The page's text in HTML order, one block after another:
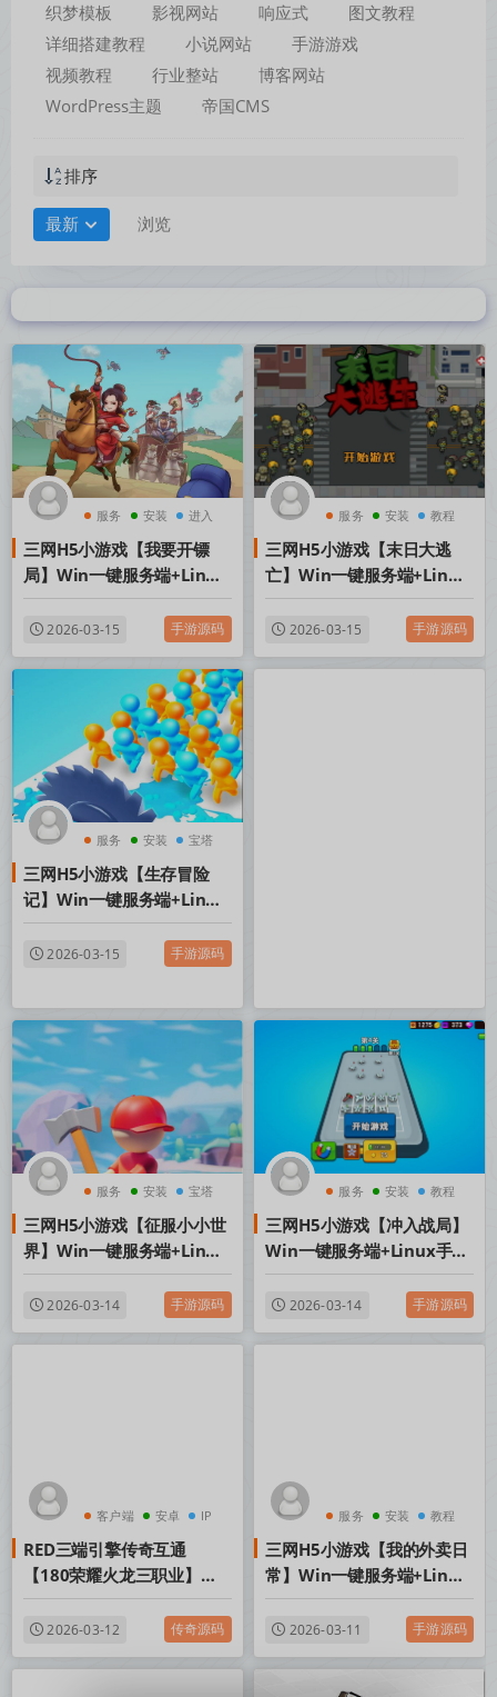
织梦模板 影视网站 响应式
图文教程
详细搭建教程
小说网站
手游游戏
视频教程
行业整站
博客网站
WordPress主题
帝国CMS
排序
最新 浏览
服务 安装 进入
三网H5小游戏【我要开镖
局】Win一键服务端+Linux
手工服务端+视频架设教程
2026-03-15 手游源码
服务 安装 教程
三网H5小游戏【末日大逃
亡】Win一键服务端+Linux
手工服务端+视频架设教程
2026-03-15 手游源码
服务 安装 宝塔
三网H5小游戏【生存冒险
记】Win一键服务端+Linux
手工服务端+视频架设教程
2026-03-15 手游源码
服务 安装 宝塔
三网H5小游戏【征服小小世
界】Win一键服务端+Linux
手工服务端+视频架设教程
2026-03-14 手游源码
服务 安装 教程
三网H5小游戏【冲入战局】
Win一键服务端+Linux手工
服务端+视频架设教程
2026-03-14 手游源码
客户端 安卓 IP
RED三端引擎传奇互通
【180荣耀火龙三职业】
Win一键服务端+安卓苹果
PC三端+视频架设教程
2026-03-12 传奇源码
服务 安装 教程
三网H5小游戏【我的外卖日
常】Win一键服务端+Linux
手工服务端+视频架设教程
2026-03-11 手游源码